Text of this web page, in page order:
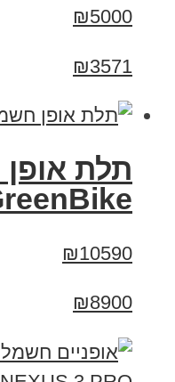
₪5000
₪3571
תלת אופן
₪10590
₪8900